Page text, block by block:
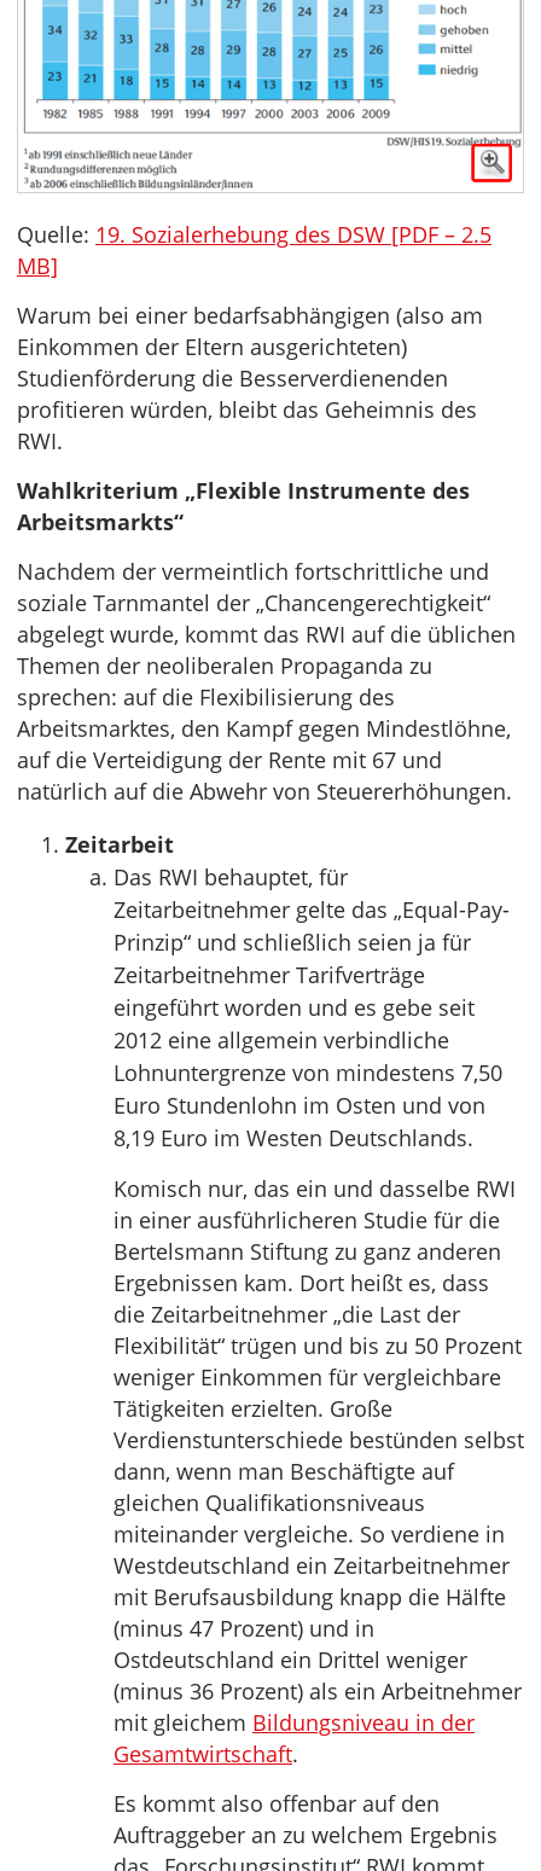
Quelle: 19. Sozialerhebung des DSW [PDF – 2.5
MB]
Warum bei einer bedarfsabhängigen (also am
Einkommen der Eltern ausgerichteten)
Studienförderung die Besserverdienenden
profitieren würden, bleibt das Geheimnis des
RWI.
Wahlkriterium „Flexible Instrumente des
Arbeitsmarkts“
Nachdem der vermeintlich fortschrittliche und
soziale Tarnmantel der „Chancengerechtigkeit“
abgelegt wurde, kommt das RWI auf die üblichen
Themen der neoliberalen Propaganda zu
sprechen: auf die Flexibilisierung des
Arbeitsmarktes, den Kampf gegen Mindestlöhne,
auf die Verteidigung der Rente mit 67 und
natürlich auf die Abwehr von Steuererhöhungen.
Zeitarbeit
Das RWI behauptet, für
Zeitarbeitnehmer gelte das „Equal-Pay-
Prinzip“ und schließlich seien ja für
Zeitarbeitnehmer Tarifverträge
eingeführt worden und es gebe seit
2012 eine allgemein verbindliche
Lohnuntergrenze von mindestens 7,50
Euro Stundenlohn im Osten und von
8,19 Euro im Westen Deutschlands.
Komisch nur, das ein und dasselbe RWI
in einer ausführlicheren Studie für die
Bertelsmann Stiftung zu ganz anderen
Ergebnissen kam. Dort heißt es, dass
die Zeitarbeitnehmer „die Last der
Flexibilität“ trügen und bis zu 50 Prozent
weniger Einkommen für vergleichbare
Tätigkeiten erzielten. Große
Verdienstunterschiede bestünden selbst
dann, wenn man Beschäftigte auf
gleichen Qualifikationsniveaus
miteinander vergleiche. So verdiene in
Westdeutschland ein Zeitarbeitnehmer
mit Berufsausbildung knapp die Hälfte
(minus 47 Prozent) und in
Ostdeutschland ein Drittel weniger
(minus 36 Prozent) als ein Arbeitnehmer
mit gleichem Bildungsniveau in der
Gesamtwirtschaft.
Es kommt also offenbar auf den
Auftraggeber an zu welchem Ergebnis